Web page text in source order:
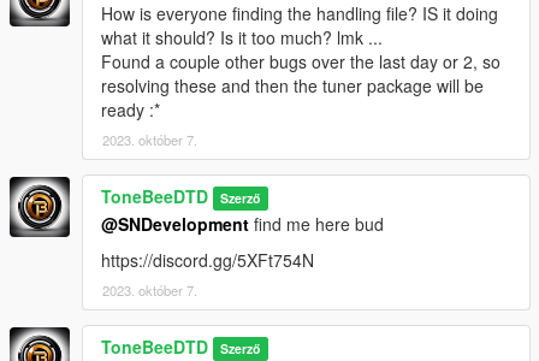
How is everyone finding the handling file? IS it doing
what it should? Is it too much? lmk ...
Found a couple other bugs over the last day or 2, so
resolving these and then the tuner package will be
ready :*
2023. október 7.
ToneBeeDTD Szerző
@SNDevelopment find me here bud
https://discord.gg/5XFt754N
2023. október 7.
ToneBeeDTD Szerző